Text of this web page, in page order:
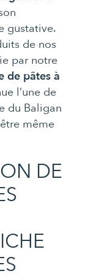
gustative.
de nos
par notre
de pâtes à
l’une de
du Baligan
même
DE